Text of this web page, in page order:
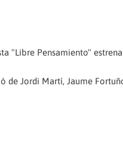
"Libre Pensamiento"
de Jordi Martí, Jaume